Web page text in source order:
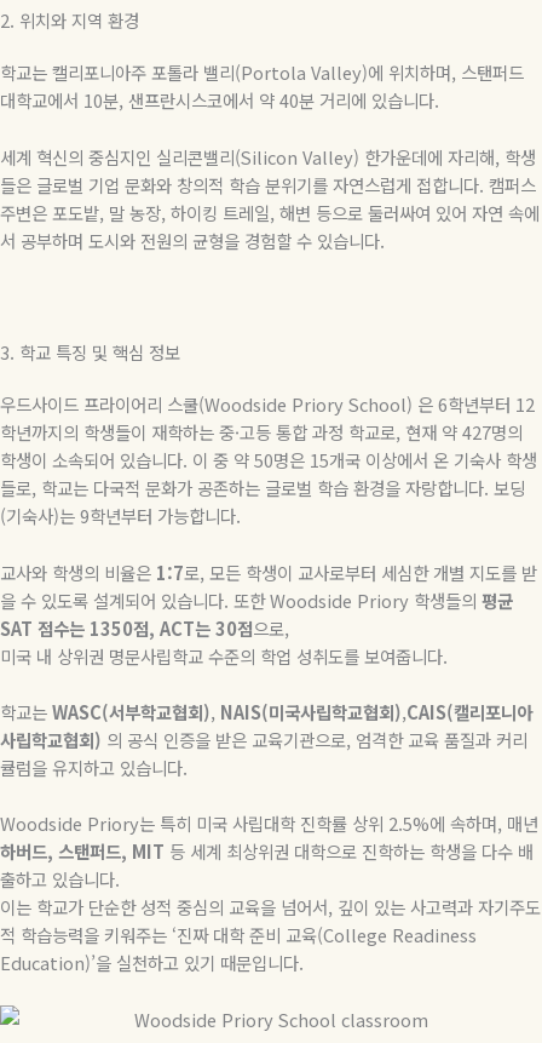
2. 위치와 지역 환경
학교는 캘리포니아주 포톨라 밸리(Portola Valley)에 위치하며, 스탠퍼드
대학교에서 10분, 샌프란시스코에서 약40분 거리에 있습니다.
세계 혁신의 중심지인 실리콘밸리(Silicon Valley) 한가운데에 자리해, 학생
들은 글로벌 기업 문화와 창의적 학습 분위기를 자연스럽게 접합니다. 캠퍼스
주변은 포도밭, 말 농장, 하이킹 트레일, 해변 등으로 둘러싸여 있어 자연 속에
서 공부하며 도시와 전원의 균형을 경험할 수 있습니다.
3. 학교 특징 및 핵심 정보
우드사이드 프라이어리 스쿨(Woodside Priory School) 은6학년부터 12
학년까지의 학생들이 재학하는 중·고등 통합 과정 학교로, 현재 약427명의
학생이 소속되어 있습니다. 이 중 약50명은 15개국 이상에서 온 기숙사 학생
들로, 학교는 다국적 문화가 공존하는 글로벌 학습 환경을 자랑합니다. 보딩
(기숙사)는9학년부터 가능합니다.
교사와 학생의 비율은 1:7로, 모든 학생이 교사로부터 세심한 개별 지도를 받
을 수 있도록 설계되어 있습니다. 또한Woodside Priory 학생들의 평균
SAT 점수는 1350점, ACT는30점으로,
미국 내 상위권 명문사립학교 수준의 학업 성취도를 보여줍니다.
학교는WASC(서부학교협회), NAIS(미국사립학교협회),CAIS(캘리포니아
사립학교협회) 의 공식 인증을 받은 교육기관으로, 엄격한 교육 품질과 커리
큘럼을 유지하고 있습니다.
Woodside Priory는 특히 미국 사립대학 진학률 상위 2.5%에 속하며, 매년
하버드, 스탠퍼드, MIT 등 세계 최상위권 대학으로 진학하는 학생을 다수 배
출하고 있습니다.
이는 학교가 단순한 성적 중심의 교육을 넘어서, 깊이 있는 사고력과 자기주도
적 학습능력을 키워주는 ‘진짜 대학 준비 교육(College Readiness
Education)’을 실천하고 있기 때문입니다.